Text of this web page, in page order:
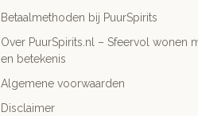
Betaalmethoden bij PuurSpirits
Over PuurSpirits.nl – Sfeervol wonen
en betekenis
Algemene voorwaarden
Disclaimer